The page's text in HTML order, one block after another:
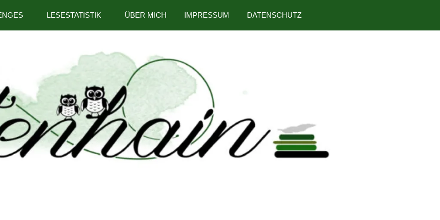
LESESTATISTIK ÜBER MICH IMPRESSUM DATENSCHUTZ